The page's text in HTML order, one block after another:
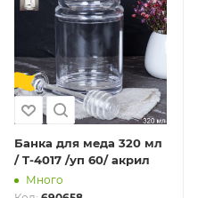
Банка для меда 320 мл
/ T-4017 /уп 60/ акрил
Много